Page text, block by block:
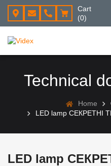
Cart
(0)
Technical
Home
LED lamp СЕКРЕТНІ
LED lamp